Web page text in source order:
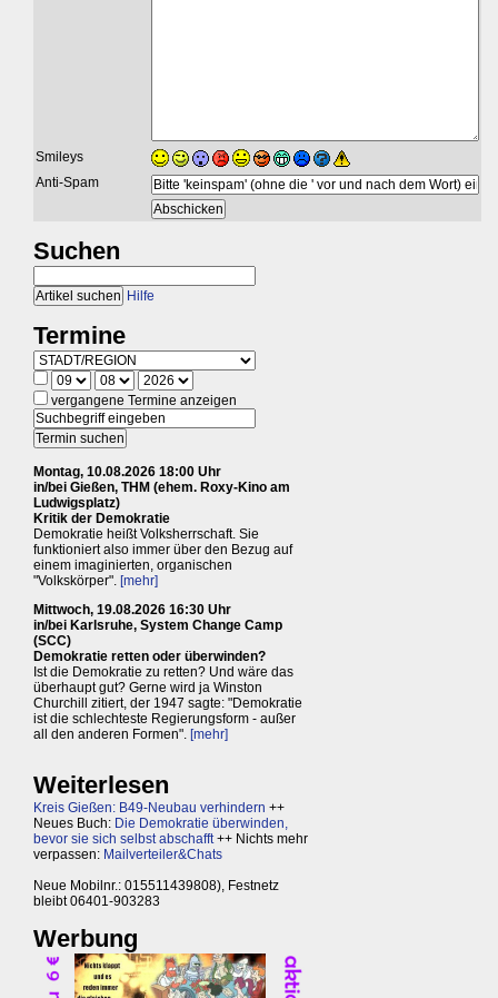
Smileys
Anti-Spam
Suchen
Hilfe
Termine
vergangene Termine anzeigen
Montag, 10.08.2026 18:00 Uhr
in/bei Gießen, THM (ehem. Roxy-Kino am
Ludwigsplatz)
Kritik der Demokratie
Demokratie heißt Volksherrschaft. Sie
funktioniert also immer über den Bezug auf
einem imaginierten, organischen
"Volkskörper". [mehr]
Mittwoch, 19.08.2026 16:30 Uhr
in/bei Karlsruhe, System Change Camp
(SCC)
Demokratie retten oder überwinden?
Ist die Demokratie zu retten? Und wäre das
überhaupt gut? Gerne wird ja Winston
Churchill zitiert, der 1947 sagte: "Demokratie
ist die schlechteste Regierungsform - außer
all den anderen Formen". [mehr]
Weiterlesen
Kreis Gießen: B49-Neubau verhindern ++
Neues Buch: Die Demokratie überwinden,
bevor sie sich selbst abschafft++ Nichts mehr
verpassen: Mailverteiler&Chats
Neue Mobilnr.: 015511439808), Festnetz
bleibt 06401-903283
Werbung